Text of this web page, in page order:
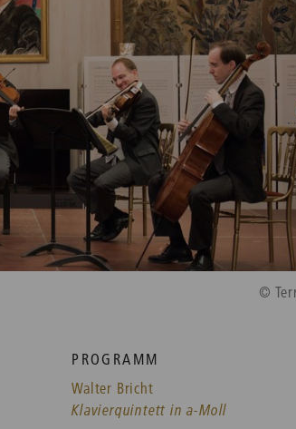
©
PROGRAMM
Walter Bricht
Klavierquintett in a-Moll